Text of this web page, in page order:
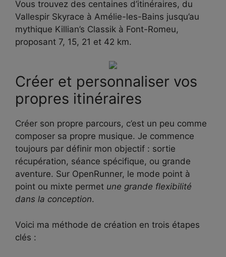
Vous trouvez des centaines d’itinéraires, du
Vallespir Skyrace à Amélie-les-Bains jusqu’au
mythique Killian’s Classik à Font-Romeu,
proposant 7, 15, 21 et 42 km.
Créer et personnaliser vos
propres itinéraires
Créer son propre parcours, c’est un peu comme
composer sa propre musique. Je commence
toujours par définir mon objectif : sortie
récupération, séance spécifique, ou grande
aventure. Sur OpenRunner, le mode point à
point ou mixte permet une grande flexibilité
dans la conception.
Voici ma méthode de création en trois étapes
clés :